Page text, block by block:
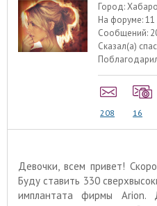
Город:
На форуме:11
Сообщений:
Сказал(а)
208 16
Девочки, всем привет!
Буду ставить 330
имплантата фирмы